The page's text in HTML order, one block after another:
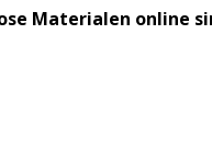
Materialen online